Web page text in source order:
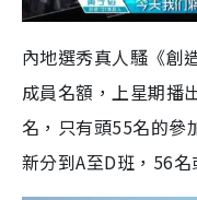
內地選秀真人騷《創
成員名額，上星期播
名，只有頭55名的參
新分到A至D班，56